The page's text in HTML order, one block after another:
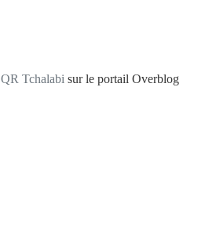
QR Tchalabi sur le portail Overblog